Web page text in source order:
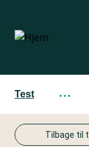
hovedindhold
Test ···
Tilbage til